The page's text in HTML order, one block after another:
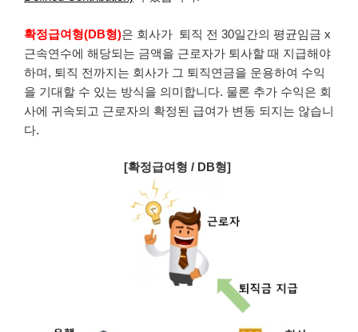
확정급여형(DB형)은 회사가 퇴직 전 30일간의 평균임금 x
근속연수에 해당되는 금액을 근로자가 퇴사할 때 지급해야
하며, 퇴직 전까지는 회사가 그 퇴직연금을 운용하여 수익
을 기대할 수 있는 방식을 의미합니다. 물론 추가 수익은 회
사에 귀속되고 근로자의 확정된 급여가 변동 되지는 않습니
다.
[확정급여형 / DB형]